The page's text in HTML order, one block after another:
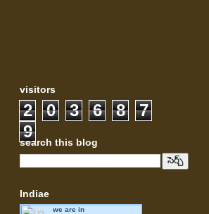
visitors
2 0 3 6 8
7
9
search this blog
Indiae
we are in